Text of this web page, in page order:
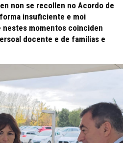
non se recollen no Acordo de
insuficiente e moi
nestes momentos coinciden
docente e de familias e